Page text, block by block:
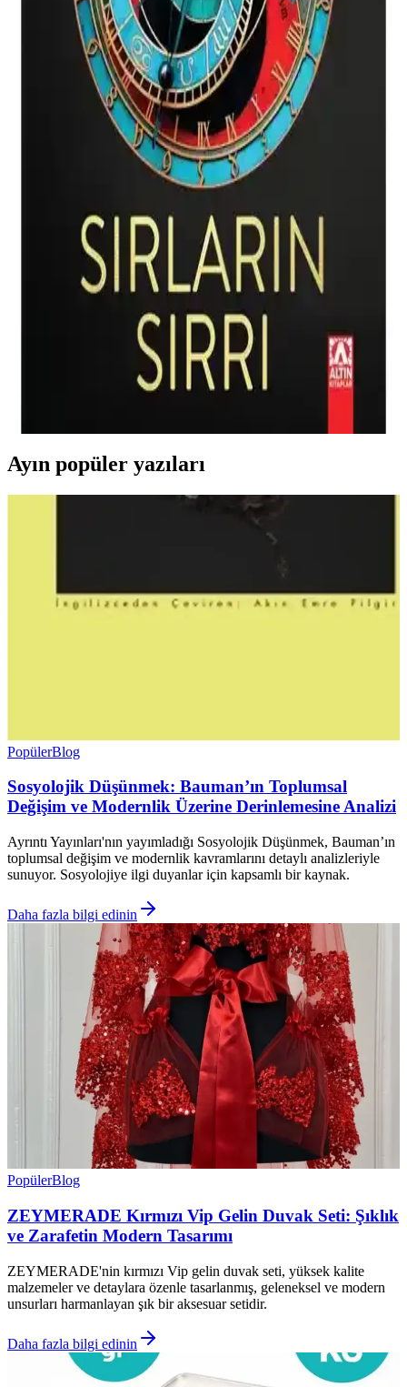
İndigo Kitap tarafından yayımlanan Aslı Arslan'ın roman seti, aşk,
dostluk ve gizem temalarını işleyen, yüksek kaliteli ciltli ve detaylı
içerik sunan koleksiyon ürünüdür.
Tiamat ve Vatikan Şövalyeleri: Karşılaştırmalı
Kitap Analizi ve Özellikleri
Tiamat ve Vatikan Şövalyeleri kitaplarının içerik, dil, baskı ve
kullanıcı yorumları açısından detaylı karşılaştırması, okuyuculara
seçim yapmada rehberlik sağlar.
Fedailerin Kalesi Alamut: Tarih, Gizem ve İnsan
Doğasının Derinliklerine Yolculuk
Tarih ve gizem dolu Alamut romanı, fedailerin inanç ve sadakat
temalarını işleyerek insan doğasının karmaşık yönlerini anlatıyor.
Dan Brown'un Sırların Sırrı Ciltli Romanı: Gizem
ve Bilimin Buluştuğu Detaylı Eser
Dan Brown'un Sırların Sırrı (Ciltli) kitabı, gizem ve bilim temalarını
iç içe geçirerek 600 sayfa boyunca sürükleyici bir okuma deneyimi
Ayın popüler yazıları
PopülerBlog
Sosyolojik Düşünmek: Bauman’ın Toplumsal
Değişim ve Modernlik Üzerine Derinlemesine Analizi
Ayrıntı Yayınları'nın yayımladığı Sosyolojik Düşünmek, Bauman’ın
toplumsal değişim ve modernlik kavramlarını detaylı analizleriyle
sunuyor. Sosyolojiye ilgi duyanlar için kapsamlı bir kaynak.
Daha fazla bilgi edinin
PopülerBlog
ZEYMERADE Kırmızı Vip Gelin Duvak Seti: Şıklık
ve Zarafetin Modern Tasarımı
ZEYMERADE'nin kırmızı Vip gelin duvak seti, yüksek kalite
malzemeler ve detaylara özenle tasarlanmış, geleneksel ve modern
unsurları harmanlayan şık bir aksesuar setidir.
Daha fazla bilgi edinin